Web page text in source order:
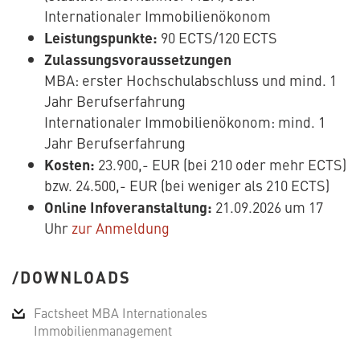
Internationaler Immobilienökonom
Leistungspunkte: 90 ECTS/120 ECTS
Zulassungsvoraussetzungen
MBA: erster Hochschulabschluss und mind. 1
Jahr Berufserfahrung
Internationaler Immobilienökonom: mind. 1
Jahr Berufserfahrung
Kosten: 23.900,- EUR (bei 210 oder mehr ECTS)
bzw. 24.500,- EUR (bei weniger als 210 ECTS)
Online Infoveranstaltung: 21.09.2026 um 17
Uhrzur Anmeldung
DOWNLOADS
Factsheet MBA Internationales
Immobilienmanagement